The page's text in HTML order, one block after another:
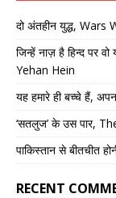
दो अंतहीन युद्ध,
जिन्हें नाज़ है हिन्द पर
Yehan Hein
यह हमारे ही बच्चे हैं,
‘सतलुज’ के उस पार,
पाकिस्तान से बीतचीत
RECENT